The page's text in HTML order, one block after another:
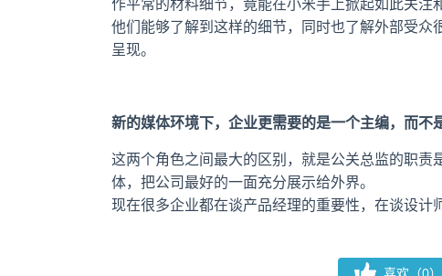
他们能够了解到这样的细节，同时也了解外部受
呈现。
新的媒体环境下，企业更需要的是一个主编，而不
这两个角色之间最大的区别，就是公关总监的职
体，把公司最好的一面充分展示给外界。
现在很多企业都在谈产品经理的重要性，在谈设计